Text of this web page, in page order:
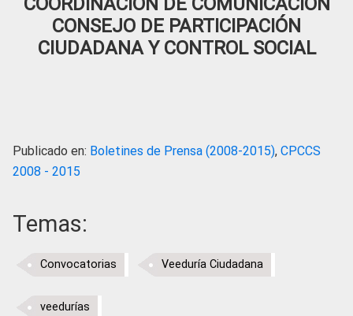
CONSEJO DE PARTICIPACIÓN
CIUDADANA Y CONTROL SOCIAL
Publicado en: Boletines de Prensa (2008-2015), CPCCS
2008 - 2015
Temas:
Convocatorias Veeduría Ciudadana
veedurías